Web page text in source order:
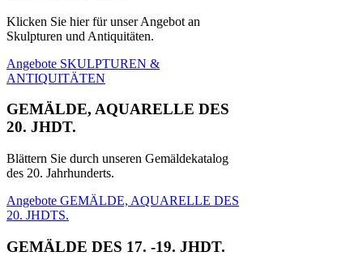
Klicken Sie hier für unser Angebot an
Skulpturen und Antiquitäten.
Angebote SKULPTUREN &
ANTIQUITÄTEN
GEMÄLDE, AQUARELLE DES
20. JHDT.
Blättern Sie durch unseren Gemäldekatalog
des 20. Jahrhunderts.
Angebote GEMÄLDE, AQUARELLE DES
20. JHDTS.
GEMÄLDE DES 17. -19. JHDT.